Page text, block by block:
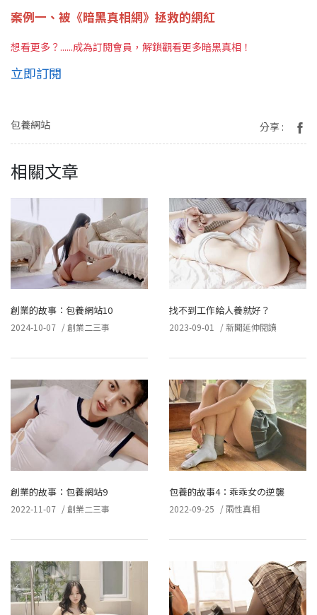
案例一、被《暗黑真相網》拯救的網紅
想看更多？......成為訂閱會員，解鎖觀看更多暗黑真相！
立即訂閱
包養網站 分享 :
相關文章
創業的故事：包養網站10
2024-10-07 /創業二三事
找不到工作給人養就好？
2023-09-01 /新聞延伸閱讀
創業的故事：包養網站9
2022-11-07 /創業二三事
包養的故事4：乖乖女の逆襲
2022-09-25 /兩性真相